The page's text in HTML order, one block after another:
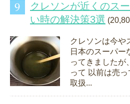
クレソンが近くのス
い時の解決策3選
クレソンは今や
日本のスーパー
ってきましたが
って 以前は売
取扱...